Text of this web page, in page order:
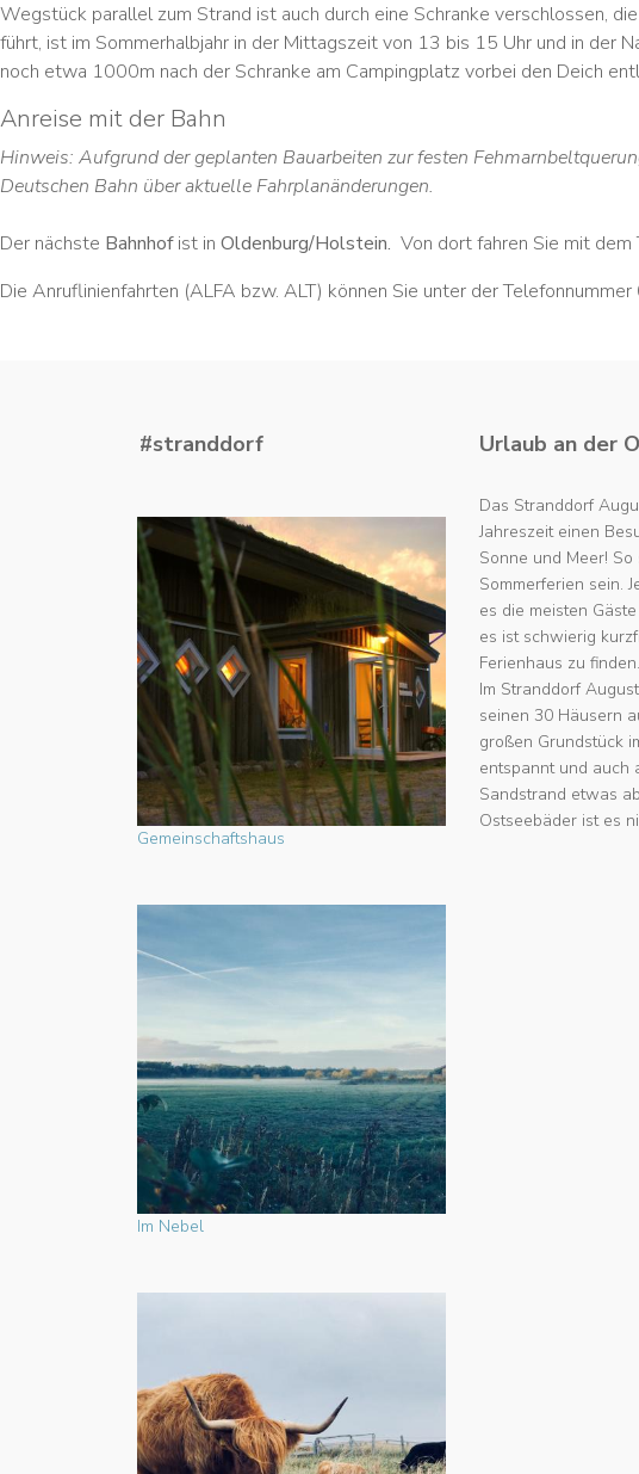
Wegstück parallel zum Strand ist auch durch eine Schranke verschlossen,
führt, ist im Sommerhalbjahr in der Mittagszeit von 13 bis 15 Uhr und in der
noch etwa 1000m nach der Schranke am Campingplatz vorbei den Deich
Anreise mit der Bahn
Hinweis: Aufgrund der geplanten Bauarbeiten zur festen
Deutschen Bahn über aktuelle Fahrplanänderungen.
Der nächste Bahnhofist in Oldenburg/Holstein. Von dort fahren Sie mit
Die Anruflinienfahrten (ALFA bzw. ALT) können Sie unter der
#stranddorf
Gemeinschaftshaus
Im Nebel
Urlaub an der
Das Stranddorf
Jahreszeit einen
Sonne und Meer!
Sommerferien sein.
es die meisten
es ist schwierig
Ferienhaus zu
Im Stranddorf
seinen 30 Häusern
großen Grundstück
entspannt und auch
Sandstrand etwas
Ostseebäder ist es